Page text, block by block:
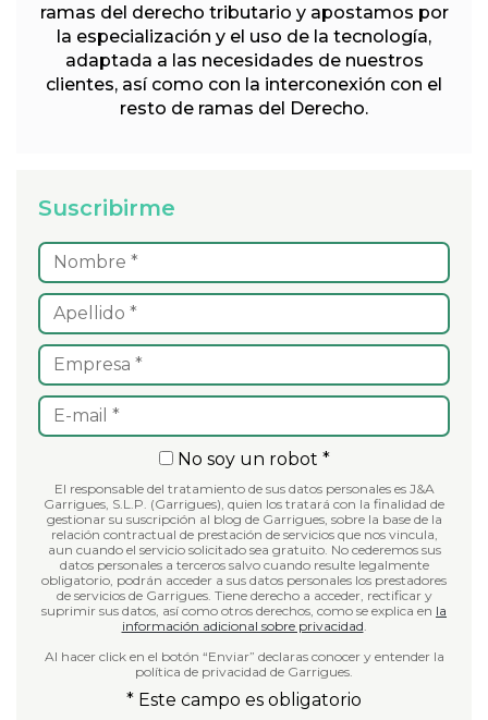
ramas del derecho tributario y apostamos por
la especialización y el uso de la tecnología,
adaptada a las necesidades de nuestros
clientes, así como con la interconexión con el
resto de ramas del Derecho.
Suscribirme
No soy un robot *
El responsable del tratamiento de sus datos personales es J&A
Garrigues, S.L.P. (Garrigues), quien los tratará con la finalidad de
gestionar su suscripción al blog de Garrigues, sobre la base de la
relación contractual de prestación de servicios que nos vincula,
aun cuando el servicio solicitado sea gratuito. No cederemos sus
datos personales a terceros salvo cuando resulte legalmente
obligatorio, podrán acceder a sus datos personales los prestadores
de servicios de Garrigues. Tiene derecho a acceder, rectificar y
suprimir sus datos, así como otros derechos, como se explica en la
información adicional sobre privacidad
Al hacer click en el botón “Enviar” declaras conocer y entender la
política de privacidad de Garrigues.
* Este campo es obligatorio